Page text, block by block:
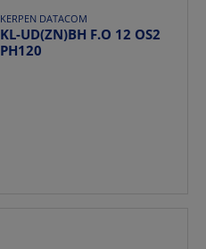
KERPEN DATACOM
KL-UD(ZN)BH F.O 12 OS2
PH120